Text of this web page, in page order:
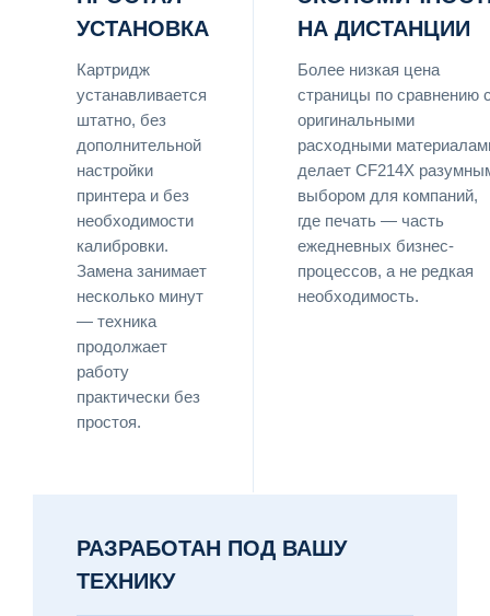
УСТАНОВКА
Картридж
устанавливается
штатно, без
дополнительной
настройки
принтера и без
необходимости
калибровки.
Замена занимает
несколько минут
— техника
продолжает
работу
практически без
простоя.
НА ДИСТАНЦИИ
Более низкая цена
страницы по сравнению
оригинальными
расходными
делает CF214X
выбором для компаний,
где печать — часть
ежедневных бизнес-
процессов, а не редкая
необходимость.
РАЗРАБОТАН ПОД ВАШУ
ТЕХНИКУ